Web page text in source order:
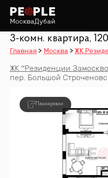
МоскваДубай
3-комн. квартира,
Главная Москва ЖК
ЖК “Резиденции
пер. Большой
Планировки